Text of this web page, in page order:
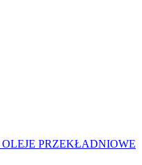
OLEJE PRZEKŁADNIOWE